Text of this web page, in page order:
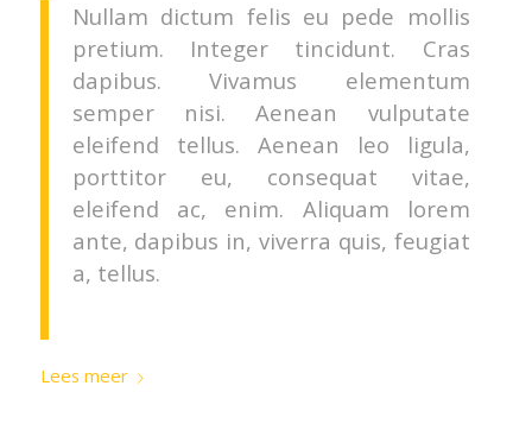
Nullam dictum felis eu pede mollis
pretium. Integer tincidunt. Cras
dapibus. Vivamus elementum
semper nisi. Aenean vulputate
eleifend tellus. Aenean leo ligula,
porttitor eu, consequat vitae,
eleifend ac, enim. Aliquam lorem
ante, dapibus in, viverra quis, feugiat
a, tellus.
Lees meer